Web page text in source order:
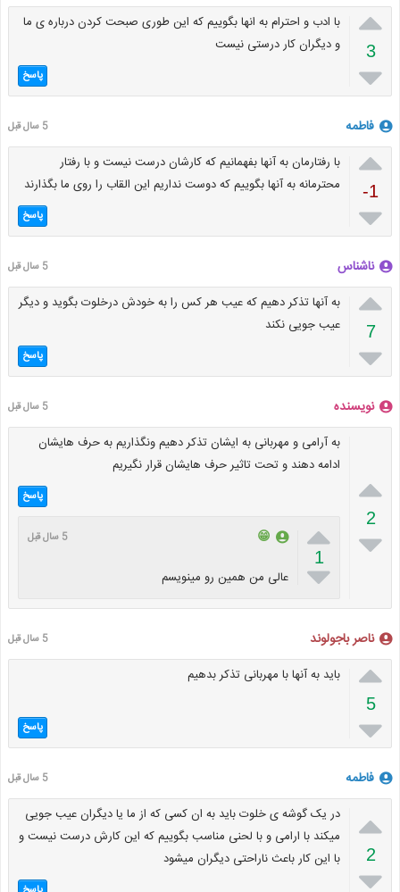

3

با ادب و احترام به انها بگوییم که این طوری صبحت کردن درباره ی ما
و دیگران کار درستی نیست
پاسخ
فاطمه 5 سال قبل

-1

با رفتارمان به آنها بفهمانیم که کارشان درست نیست و با رفتار
محترمانه به آنها بگوییم که دوست نداریم این القاب را روی ما بگذارند
پاسخ
ناشناس 5 سال قبل

7

به آنها تذکر دهیم که عیب هر کس را به خودش درخلوت بگوید و دیگر
عیب جویی نکند
پاسخ
نویسنده 5 سال قبل

2

به آرامی و مهربانی به ایشان تذکر دهیم ونگذاریم به حرف هایشان
ادامه دهند و تحت تاثیر حرف هایشان قرار نگیریم
پاسخ

1

😁 5 سال قبل
عالی من همین رو مینویسم
ناصر باجولوند 5 سال قبل

5

باید به آنها با مهربانی تذکر بدهیم
پاسخ
فاطمه 5 سال قبل

2

در یک گوشه ی خلوت باید به ان کسی که از ما یا دیگران عیب جویی
میکند با ارامی و با لحنی مناسب بگوییم که این کارش درست نیست و
با این کار باعث ناراحتی دیگران میشود